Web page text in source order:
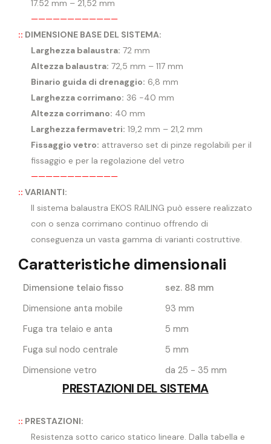
17.52 mm – 21,52 mm
————————————
:: DIMENSIONE BASE DEL SISTEMA:
Larghezza balaustra: 72 mm
Altezza balaustra: 72,5 mm – 117 mm
Binario guida di drenaggio: 6,8 mm
Larghezza corrimano: 36 -40 mm
Altezza corrimano: 40 mm
Larghezza fermavetri: 19,2 mm – 21,2 mm
Fissaggio vetro: attraverso set di pinze regolabili per il
fissaggio e per la regolazione del vetro
————————————
:: VARIANTI:
Il sistema balaustra EKOS RAILING può essere realizzato
con o senza corrimano continuo offrendo di
conseguenza un vasta gamma di varianti costruttive.
Caratteristiche dimensionali
Dimensione telaio fisso
sez. 88 mm
Dimensione anta mobile
93 mm
Fuga tra telaio e anta
5 mm
Fuga sul nodo centrale
5 mm
Dimensione vetro
da 25 - 35 mm
PRESTAZIONI DEL SISTEMA
:: PRESTAZIONI:
Resistenza sotto carico statico lineare. Dalla tabella e